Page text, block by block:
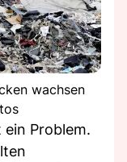
wachsen
Problem.